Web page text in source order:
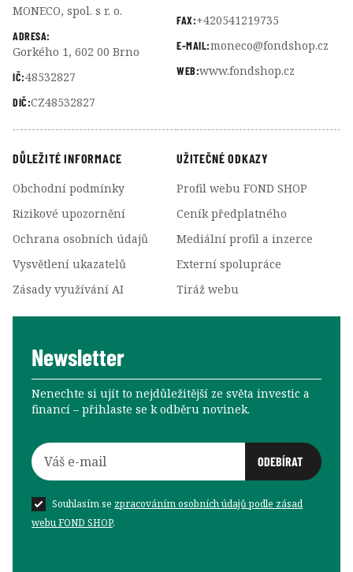
MONECO, spol. s r. o.
ADRESA:
Gorkého 1, 602 00 Brno
IČ:48532827
DIČ:CZ48532827
FAX:+420541219735
E-MAIL:moneco@fondshop.cz
WEB:www.fondshop.cz
DŮLEŽITÉ INFORMACE
Obchodní podmínky
Rizikové upozornění
Ochrana osobních údajů
Vysvětlení ukazatelů
Zásady využívání AI
UŽITEČNÉ ODKAZY
Profil webu FOND SHOP
Ceník předplatného
Mediální profil a inzerce
Externí spolupráce
Tiráž webu
Newsletter
Nenechte si ujít to nejdůležitější ze světa investic a
financí –⁠⁠⁠⁠⁠⁠ přihlaste se k odběru novinek.
Souhlasím se zpracováním osobních údajů podle zásad
webu FOND SHOP.